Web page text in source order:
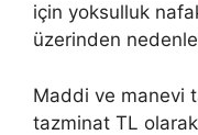
için yoksulluk
üzerinden
Maddi ve manevi
tazminat TL